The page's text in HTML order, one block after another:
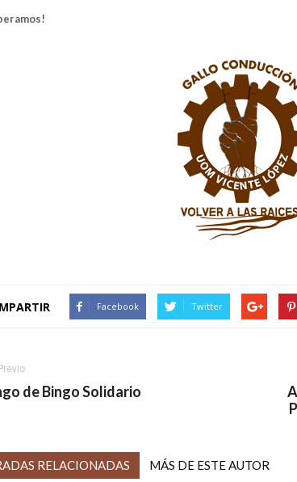
Facebook Twitter
de Bingo Solidario
RELACIONADAS MÁS DE ESTE AUTOR